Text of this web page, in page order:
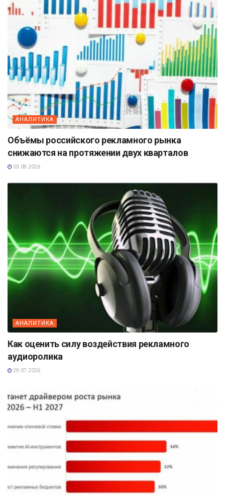
АНАЛИТИКА
Объёмы российского рекламного рынка
снижаются на протяжении двух кварталов
03.08.2026
АНАЛИТИКА
Как оценить силу воздействия рекламного
аудиоролика
29.07.2026